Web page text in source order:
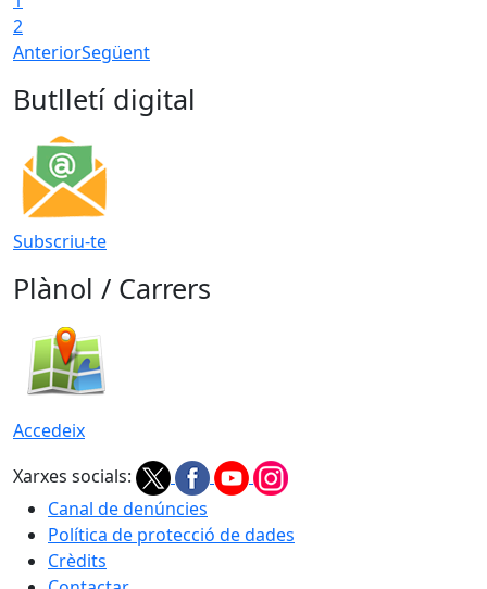
2
AnteriorSegüent
Butlletí digital
Subscriu-te
Plànol / Carrers
Accedeix
Xarxes socials:
Canal de denúncies
Política de protecció de dades
Crèdits